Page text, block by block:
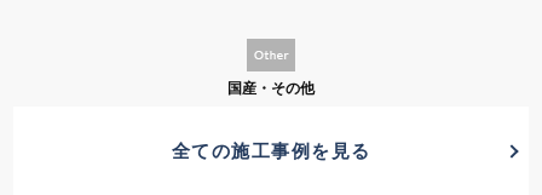
国産・その他
全ての施工事例を見る